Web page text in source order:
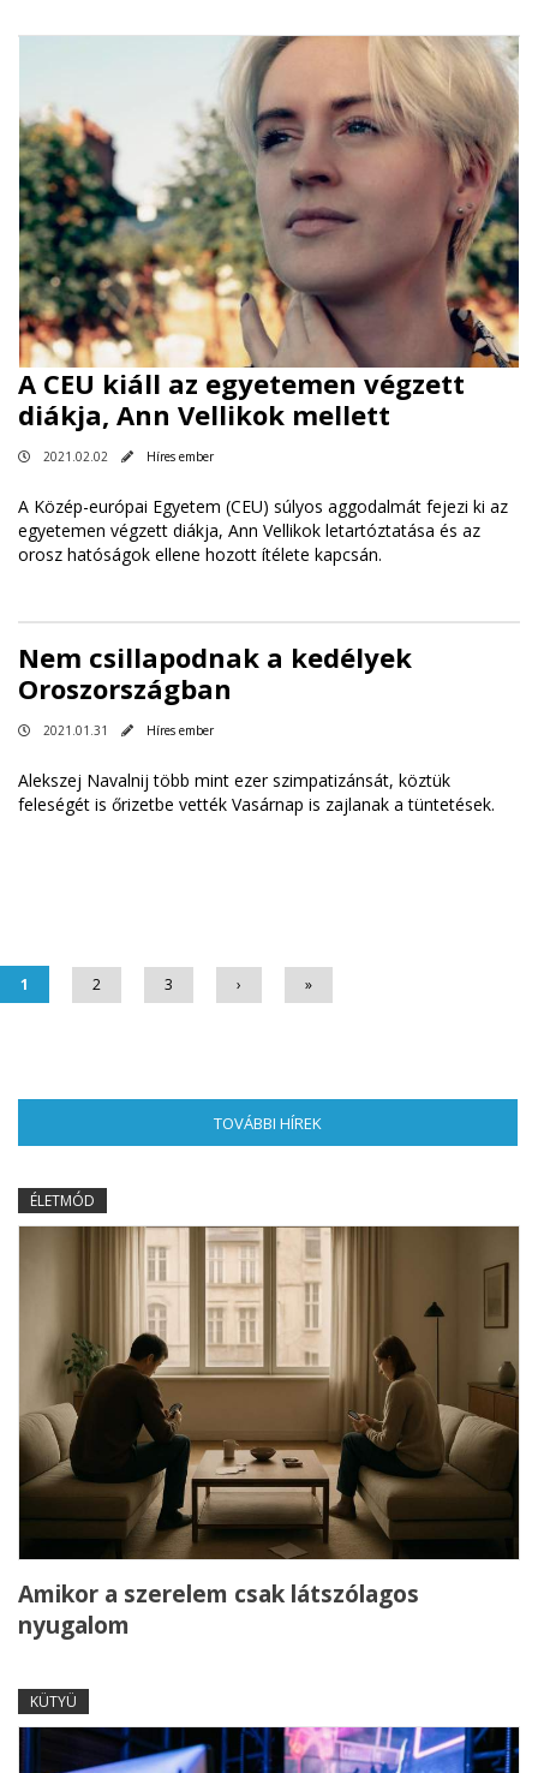
A CEU kiáll az egyetemen végzett
diákja, Ann Vellikok mellett
2021.02.02 Híres ember
A Közép-európai Egyetem (CEU) súlyos aggodalmát fejezi ki az
egyetemen végzett diákja, Ann Vellikok letartóztatása és az
orosz hatóságok ellene hozott ítélete kapcsán.
Nem csillapodnak a kedélyek
Oroszországban
2021.01.31 Híres ember
Alekszej Navalnij több mint ezer szimpatizánsát, köztük
feleségét is őrizetbe vették Vasárnap is zajlanak a tüntetések.
1 2 3 › »
TOVÁBBI HÍREK
ÉLETMÓD
Amikor a szerelem csak látszólagos
nyugalom
KÜTYÜ